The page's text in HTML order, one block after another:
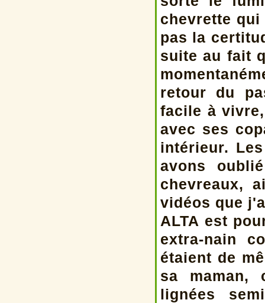
chevrette
pas la
suite au fait
retour du
facile à
avec ses
intérieur.
avons
chevreaux,
vidéos que
ALTA est
extra-nain
étaient de
sa maman,
lignées